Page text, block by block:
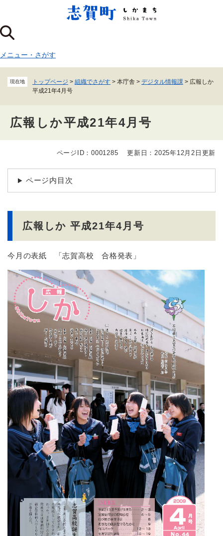
ジ
の
頭
で
メニューを飛ばして本文へ
メニュー ・ さがす
現在地 トップページ > 組織でさがす > 本庁舎 > デジタル情報課 > 広報しか
平成21年4月号
広報しか平成21年4月号
文
ページID：0001285 更新日：2025年12月2日更新
ページ内目次
広報しか 平成21年4月号
今月の表紙 「志賀高校 合格発表」